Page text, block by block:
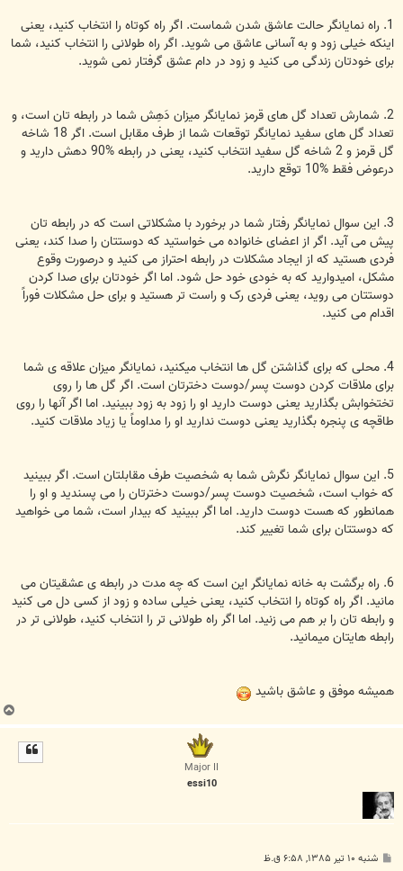
1. راه نمایانگر حالت عاشق شدن شماست. اگر راه کوتاه را انتخاب کنید، یعنی
اینکه خیلی زود و به آسانی عاشق می شوید. اگر راه طولانی را انتخاب کنید، شما
برای خودتان زندگی می کنید و زود در دام عشق گرفتار نمی شوید.
2. شمارش تعداد گل های قرمز نمایانگر میزان دَهِش شما در رابطه تان است، و
تعداد گل های سفید نمایانگر توقعات شما از طرف مقابل است. اگر 18 شاخه
گل قرمز و 2 شاخه گل سفید انتخاب کنید، یعنی در رابطه %90 دهش دارید و
درعوض فقط %10 توقع دارید.
3. این سوال نمایانگر رفتار شما در برخورد با مشکلاتی است که در رابطه تان
پیش می آید. اگر از اعضای خانواده می خواستید که دوستتان را صدا کند، یعنی
فردی هستید که از ایجاد مشکلات در رابطه احتراز می کنید و درصورت وقوع
مشکل، امیدوارید که به خودی خود حل شود. اما اگر خودتان برای صدا کردن
دوستتان می روید، یعنی فردی رک و راست تر هستید و برای حل مشکلات فوراً
اقدام می کنید.
4. محلی که برای گذاشتن گل ها انتخاب میکنید، نمایانگر میزان علاقه ی شما
برای ملاقات کردن دوست پسر/دوست دخترتان است. اگر گل ها را روی
تختخوابش بگذارید یعنی دوست دارید او را زود به زود ببینید. اما اگر آنها را روی
طاقچه ی پنجره بگذارید یعنی دوست ندارید او را مداوماً یا زیاد ملاقات کنید.
5. این سوال نمایانگر نگرش شما به شخصیت طرف مقابلتان است. اگر ببینید
که خواب است، شخصیت دوست پسر/دوست دخترتان را می پسندید و او را
همانطور که هست دوست دارید. اما اگر ببینید که بیدار است، شما می خواهید
که دوستتان برای شما تغییر کند.
6. راه برگشت به خانه نمایانگر این است که چه مدت در رابطه ی عشقیتان می
مانید. اگر راه کوتاه را انتخاب کنید، یعنی خیلی ساده و زود از کسی دل می کنید
و رابطه تان را بر هم می زنید. اما اگر راه طولانی تر را انتخاب کنید، طولانی تر در
رابطه هایتان میمانید.
همیشه موفق و عاشق باشید
ب
ا
Major II
essi10
پ شنبه ۱۰ تیر ۱۳۸۵, ۶:۵۸ ق.ظ